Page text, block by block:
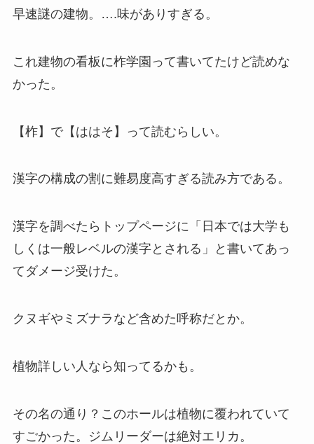
早速謎の建物。….味がありすぎる。
これ建物の看板に柞学園って書いてたけど読めな
かった。
【柞】で【ははそ】って読むらしい。
漢字の構成の割に難易度高すぎる読み方である。
漢字を調べたらトップページに「日本では大学も
しくは一般レベルの漢字とされる」と書いてあっ
てダメージ受けた。
クヌギやミズナラなど含めた呼称だとか。
植物詳しい人なら知ってるかも。
その名の通り？このホールは植物に覆われていて
すごかった。ジムリーダーは絶対エリカ。